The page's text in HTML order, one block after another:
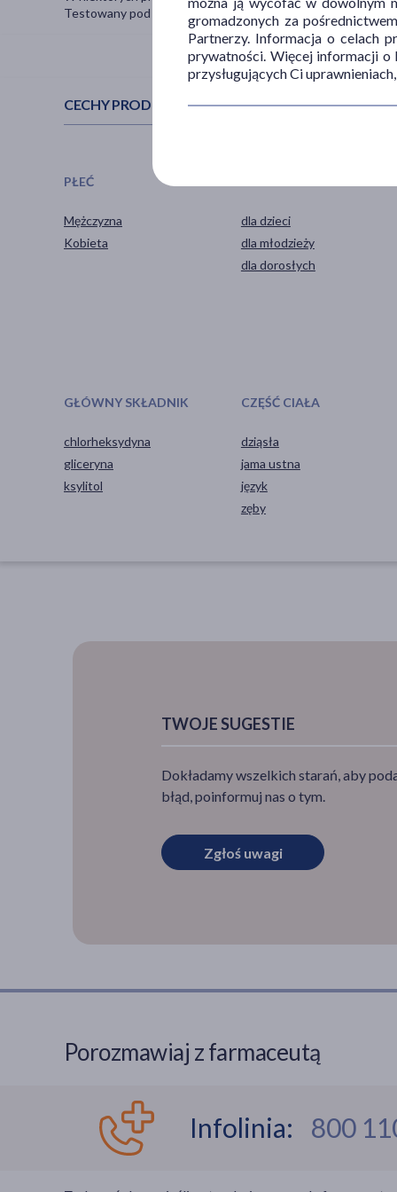
Testowany pod kontrolą odontologiczną i pediatryczną.
CECHY PRODUKTU
PŁEĆ
Mężczyzna
Kobieta
dla dzieci
dla młodzieży
dla dorosłych
GŁÓWNY SKŁADNIK
chlorheksydyna
gliceryna
ksylitol
CZĘŚĆ CIAŁA
dziąsła
jama ustna
język
zęby
TWOJE SUGESTIE
Dokładamy wszelkich starań, aby
błąd, poinformuj nas o tym.
Zgłoś uwagi
Porozmawiaj z farmaceutą
Infolinia: 800
gromadzonych za
Partnerzy. Informacja o celach
prywatności. Więcej informacji o
przysługujących Ci